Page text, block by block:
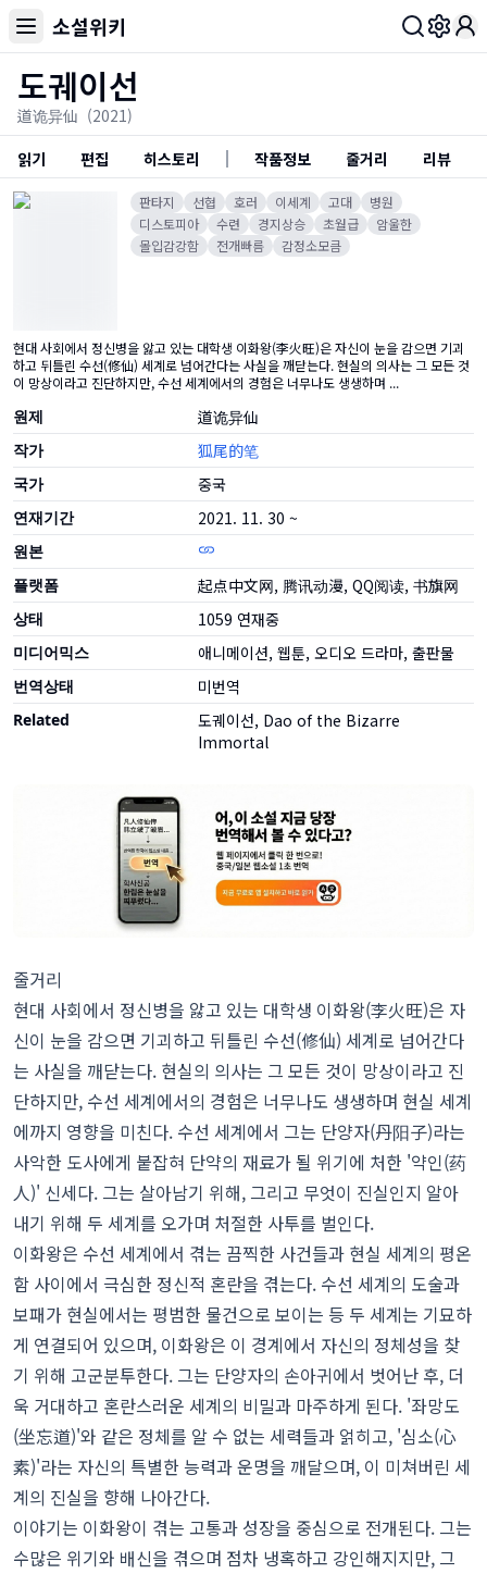
소설위키
도궤이선
道诡异仙 (2021)
읽기
편집 히스토리 작품정보 줄거리 리뷰
판타지 선협 호러 이세계 고대
병원
디스토피아
수련 경지상승 초월급
암울한
몰입감강함
전개빠름 감정소모큼
현대 사회에서 정신병을 앓고 있는 대학생 이화왕(李火旺)은 자신이 눈을 감으면 기괴
하고 뒤틀린 수선(修仙) 세계로 넘어간다는 사실을 깨닫는다. 현실의 의사는 그 모든 것
이 망상이라고 진단하지만, 수선 세계에서의 경험은 너무나도 생생하며 ...
원제 道诡异仙
작가 狐尾的笔
국가 중국
연재기간 2021. 11. 30 ~
원본
플랫폼
起点中文网, 腾讯动漫, QQ阅读, 书旗网
상태 1059 연재중
미디어믹스 애니메이션, 웹툰, 오디오 드라마, 출판물
번역상태 미번역
Related
도궤이선, Dao of the Bizarre
Immortal
줄거리
현대 사회에서 정신병을 앓고 있는 대학생 이화왕(李火旺)은 자
신이 눈을 감으면 기괴하고 뒤틀린 수선(修仙) 세계로 넘어간다
는 사실을 깨닫는다. 현실의 의사는 그 모든 것이 망상이라고 진
단하지만, 수선 세계에서의 경험은 너무나도 생생하며 현실 세계
에까지 영향을 미친다. 수선 세계에서 그는 단양자(丹阳子)라는
사악한 도사에게 붙잡혀 단약의 재료가 될 위기에 처한 '약인(药
人)' 신세다. 그는 살아남기 위해, 그리고 무엇이 진실인지 알아
내기 위해 두 세계를 오가며 처절한 사투를 벌인다.
이화왕은 수선 세계에서 겪는 끔찍한 사건들과 현실 세계의 평온
함 사이에서 극심한 정신적 혼란을 겪는다. 수선 세계의 도술과
보패가 현실에서는 평범한 물건으로 보이는 등 두 세계는 기묘하
게 연결되어 있으며, 이화왕은 이 경계에서 자신의 정체성을 찾
기 위해 고군분투한다. 그는 단양자의 손아귀에서 벗어난 후, 더
욱 거대하고 혼란스러운 세계의 비밀과 마주하게 된다. '좌망도
(坐忘道)'와 같은 정체를 알 수 없는 세력들과 얽히고, '심소(心
素)'라는 자신의 특별한 능력과 운명을 깨달으며, 이 미쳐버린 세
계의 진실을 향해 나아간다.
이야기는 이화왕이 겪는 고통과 성장을 중심으로 전개된다. 그는
수많은 위기와 배신을 겪으며 점차 냉혹하고 강인해지지만, 그